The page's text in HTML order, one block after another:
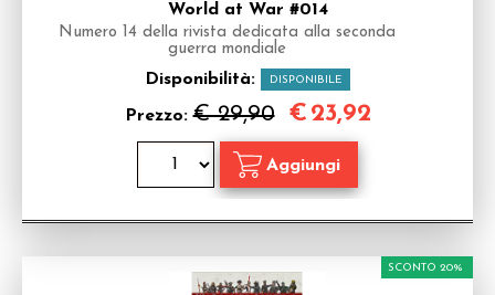
World at War #014
Numero 14 della rivista dedicata alla seconda
guerra mondiale
Disponibilità: DISPONIBILE
Prezzo:€ 29,90 € 23,92
SCONTO 20%